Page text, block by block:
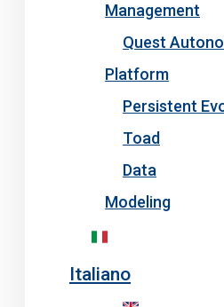
Management
Quest
Platform
Persistent
Toad
Data
Modeling
Italiano